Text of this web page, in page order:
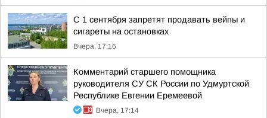
С 1 сентября запретят продавать вейпы и
сигареты на остановках
Вчера, 17:16
Комментарий старшего помощника
руководителя СУ СК России по Удмуртской
Республике Евгении Еремеевой
Вчера, 17:14